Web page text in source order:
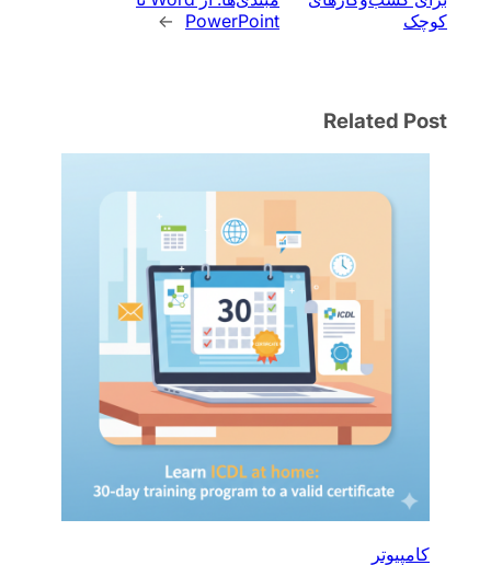
کوچک
PowerPoint
→
Related Post
کامپیوتر